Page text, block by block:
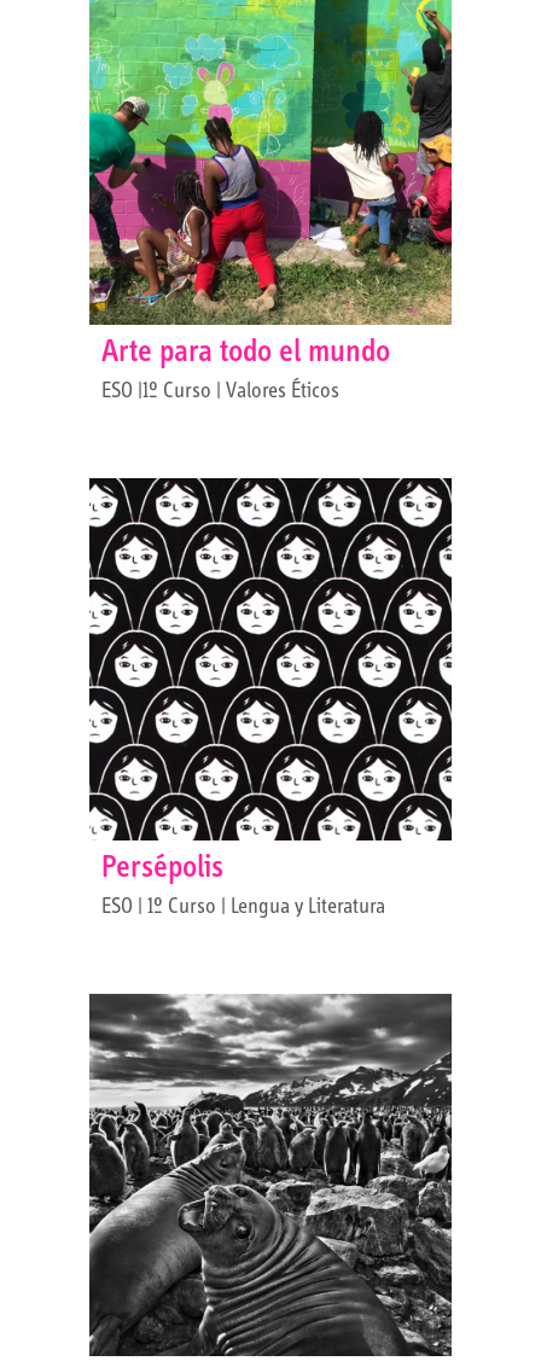
Arte para todo el mundo
ESO |1º Curso | Valores Éticos
Persépolis
ESO | 1º Curso | Lengua y Literatura